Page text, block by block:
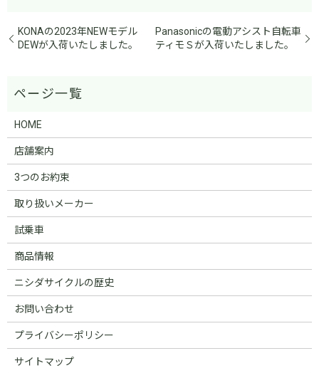
KONAの2023年NEWモデル
DEWが入荷いたしました。
Panasonicの電動アシスト自転車
ティモＳが入荷いたしました。
HOME
店舗案内
3つのお約束
取り扱いメーカー
試乗車
商品情報
ニシダサイクルの歴史
お問い合わせ
プライバシーポリシー
サイトマップ